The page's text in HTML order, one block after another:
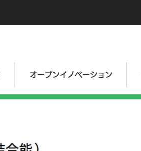
オープンイノベーション